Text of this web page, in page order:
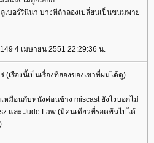
บอร์รี่นี่นา บางทีถ้าลองเปลี่ยนเป็นขนมพา
4 เมษายน 2551 22:29:36 น.
เรื่องนี้เป็นเรื่องที่สองของเขาที่ผมได้ดู)
มือนกับหนังค่อนข้าง miscast ยังไงบอกไม่
และ Jude Law (มีคนเดียวที่รอดพ้นไปได้